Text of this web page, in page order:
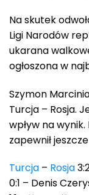
Na skutek
Ligi Narodów
ukarana
ogłoszona w
Szymon
Turcja – Rosja.
wpływ na
zapewnił
Turcja – Rosja
0:1 – Denis